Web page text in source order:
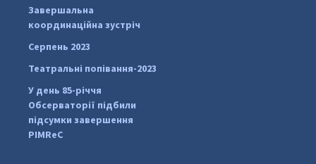
Завершальна
координаційна зустріч
Серпень 2023
Театральні попівання-2023
У день 85-річчя
Обсерваторії підбили
підсумки завершення
PIMReC